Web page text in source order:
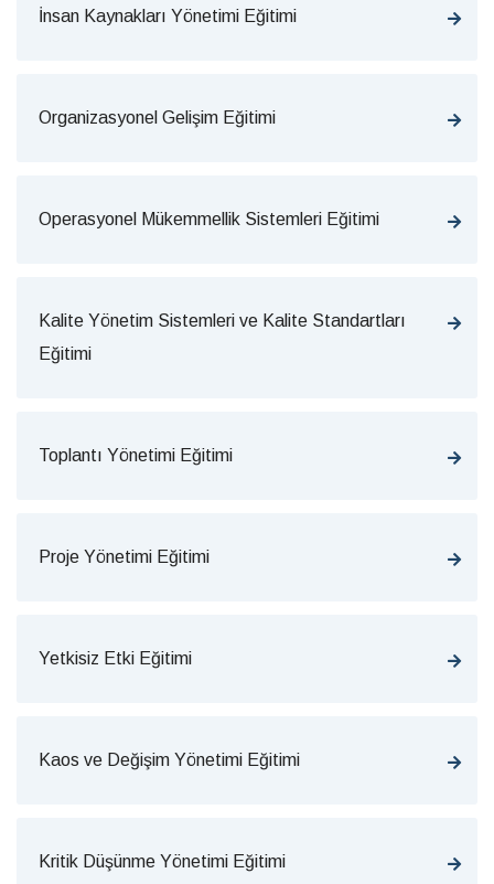
İnsan Kaynakları Yönetimi Eğitimi
Organizasyonel Gelişim Eğitimi
Operasyonel Mükemmellik Sistemleri Eğitimi
Kalite Yönetim Sistemleri ve Kalite Standartları
Eğitimi
Toplantı Yönetimi Eğitimi
Proje Yönetimi Eğitimi
Yetkisiz Etki Eğitimi
Kaos ve Değişim Yönetimi Eğitimi
Kritik Düşünme Yönetimi Eğitimi